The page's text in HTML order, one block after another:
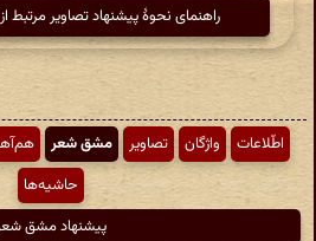
راهنمای نحوهٔ پیشنهاد تصاویر مرتبط
اطّلاعات واژگان تصاویر مشق شعر
حاشیه‌ها
پیشنهاد مشق